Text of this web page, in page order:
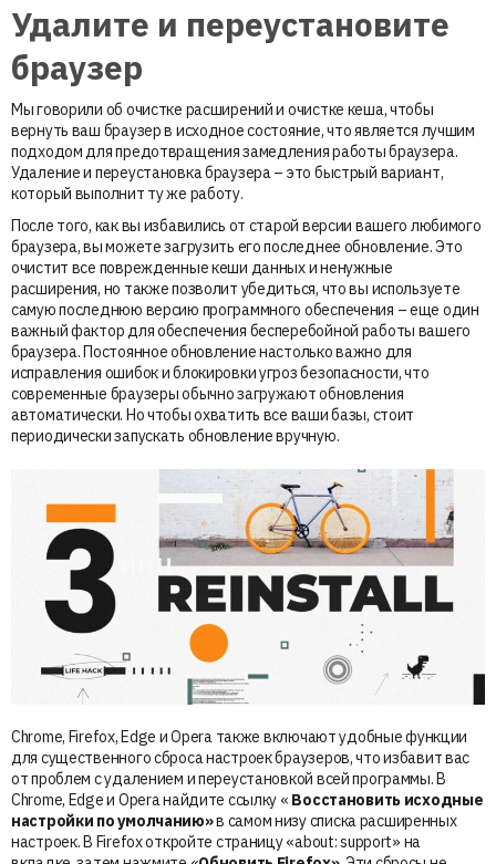
Удалите и переустановите
браузер
Мы говорили об очистке расширений и очистке кеша, чтобы
вернуть ваш браузер в исходное состояние, что является лучшим
подходом для предотвращения замедления работы браузера.
Удаление и переустановка браузера – это быстрый вариант,
который выполнит ту же работу.
После того, как вы избавились от старой версии вашего любимого
браузера, вы можете загрузить его последнее обновление. Это
очистит все поврежденные кеши данных и ненужные
расширения, но также позволит убедиться, что вы используете
самую последнюю версию программного обеспечения – еще один
важный фактор для обеспечения бесперебойной работы вашего
браузера. Постоянное обновление настолько важно для
исправления ошибок и блокировки угроз безопасности, что
современные браузеры обычно загружают обновления
автоматически. Но чтобы охватить все ваши базы, стоит
периодически запускать обновление вручную.
Chrome, Firefox, Edge и Opera также включают удобные функции
для существенного сброса настроек браузеров, что избавит вас
от проблем с удалением и переустановкой всей программы. В
Chrome, Edge и Opera найдите ссылку « Восстановить исходные
настройки по умолчанию»в самом низу списка расширенных
настроек. В Firefox откройте страницу «about: support» на